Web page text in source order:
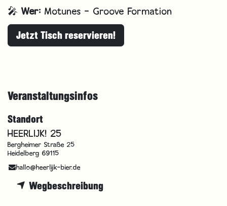
🎤 Wer: Motunes - Groove Formation
Jetzt Tisch reservieren!
Veranstaltungsinfos
Standort
HEERLIJK! 25
Bergheimer Straße 25
Heidelberg 69115
hallo@heerlijk-bier.de
Wegbeschreibung